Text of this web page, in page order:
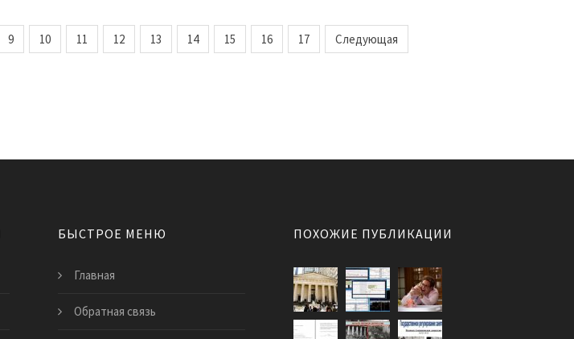
9 10 11 12 13 14 15 16 17 Следующая
БЫСТРОЕ МЕНЮ
Главная
Обратная связь
ПОХОЖИЕ ПУБЛИКАЦИИ